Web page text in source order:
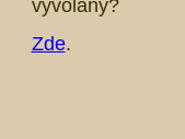
vyvolaný?
Zde.